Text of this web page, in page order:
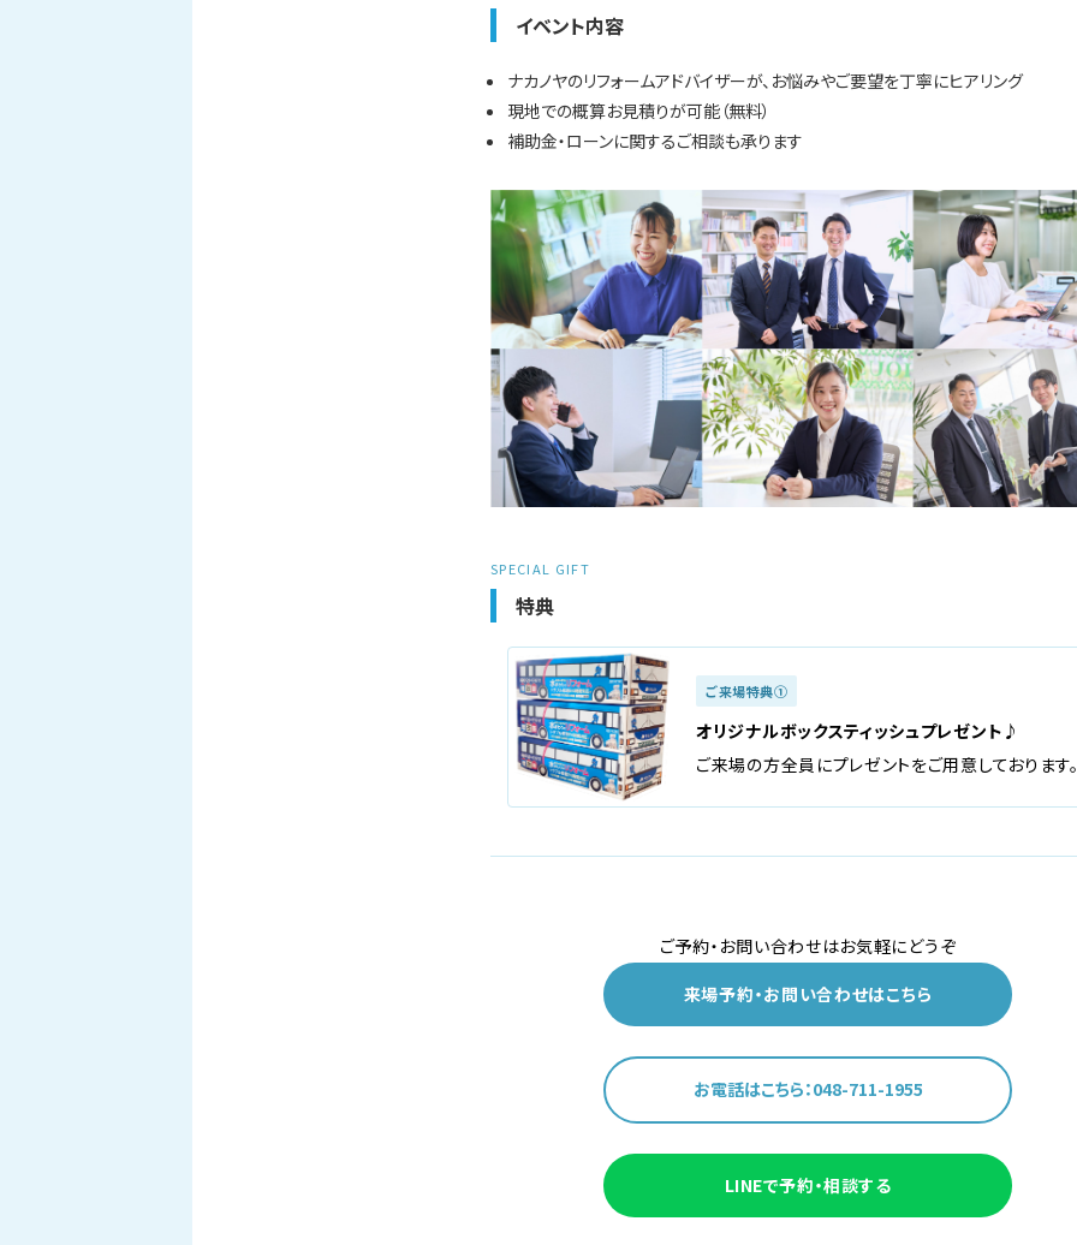
イベント内容
ナカノヤのリフォームアドバイザーが、お悩みやご要望を丁寧にヒアリング
現地での概算お見積りが可能（無料）
補助金・ローンに関するご相談も承ります
SPECIAL GIFT
特典
ご来場特典①
オリジナルボックスティッシュプレゼント♪
ご来場の方全員にプレゼントをご用意しております
ご予約・お問い合わせはお気軽にどうぞ
来場予約・お問い合わせはこちら
お電話はこちら：048-711-1955
LINEで予約・相談する